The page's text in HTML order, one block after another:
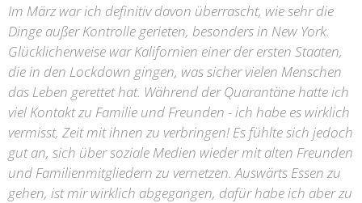
Im März war ich definitiv davon überrascht, wie sehr die
Dinge außer Kontrolle gerieten, besonders in New York.
Glücklicherweise war Kalifornien einer der ersten Staaten,
die in den Lockdown gingen, was sicher vielen Menschen
das Leben gerettet hat. Während der Quarantäne hatte ich
viel Kontakt zu Familie und Freunden - ich habe es wirklich
vermisst, Zeit mit ihnen zu verbringen! Es fühlte sich jedoch
gut an, sich über soziale Medien wieder mit alten Freunden
und Familienmitgliedern zu vernetzen. Auswärts Essen zu
gehen, ist mir wirklich abgegangen, dafür habe ich aber zu